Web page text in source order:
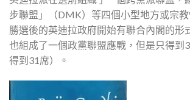
步聯盟」（DMK）等四個小型地方或宗
勝選後的英迪拉政府開始有聯合內閣的形
也組成了一個政黨聯盟應戰，但是只得到
得到31席）。